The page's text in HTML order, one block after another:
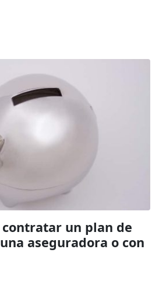
contratar un plan de
aseguradora o con